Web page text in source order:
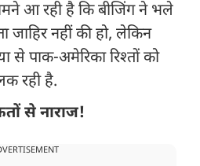
आ रही है कि बीजिंग ने भले
जाहिर नहीं की हो, लेकिन
से पाक-अमेरिका रिश्तों को
रही है.
से नाराज!